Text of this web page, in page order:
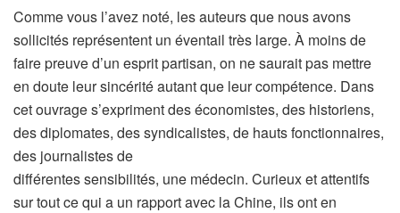
Comme vous l’avez noté, les auteurs que nous avons
sollicités représentent un éventail très large. À moins de
faire preuve d’un esprit partisan, on ne saurait pas mettre
en doute leur sincérité autant que leur compétence. Dans
cet ouvrage s’expriment des économistes, des historiens,
des diplomates, des syndicalistes, de hauts fonctionnaires,
des journalistes de
différentes sensibilités, une médecin. Curieux et attentifs
sur tout ce qui a un rapport avec la Chine, ils ont en